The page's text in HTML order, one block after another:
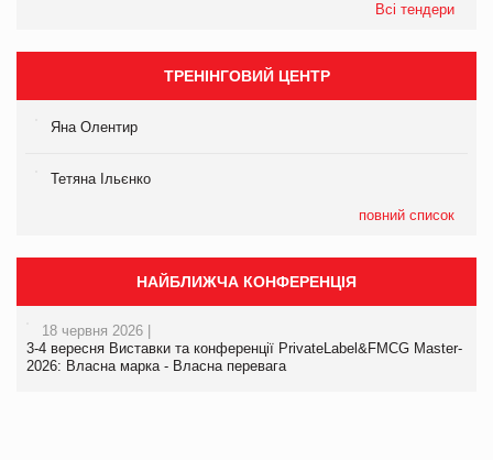
Всі тендери
ТРЕНІНГОВИЙ ЦЕНТР
Яна Олентир
Тетяна Ільєнко
повний список
НАЙБЛИЖЧА КОНФЕРЕНЦІЯ
18 червня 2026 |
3-4 вересня Виставки та конференції PrivateLabel&FMCG Master-
2026: Власна марка - Власна перевага